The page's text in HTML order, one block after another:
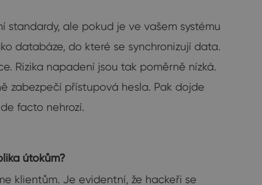
standardy, ale pokud je ve vašem systému
databáze, do které se synchronizují data.
Rizika napadení jsou tak poměrně nízká.
zabezpečí přístupová hesla. Pak dojde
facto nehrozí.
útokům?
klientům. Je evidentní, že hackeři se